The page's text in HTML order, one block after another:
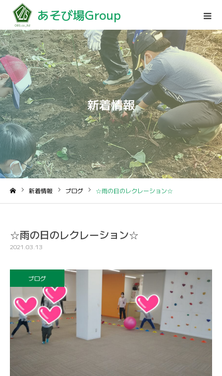
あそび場Group
新着情報
新着情報 ブログ ☆雨の日のレクレーション☆
☆雨の日のレクレーション☆
2021.03.13
ブログ